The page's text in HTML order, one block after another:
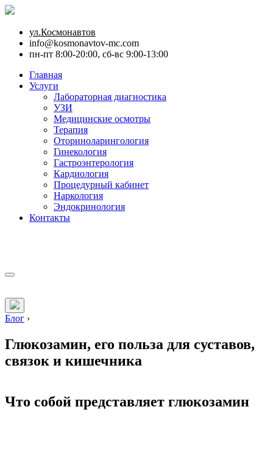
ул.Космонавтов
info@kosmonavtov-mc.com
пн-пт 8:00-20:00, сб-вс 9:00-13:00
Главная
Услуги
Лабораторная диагностика
УЗИ
Медицинские осмотры
Терапия
Оториноларингология
Гинекология
Гастроэнтерология
Кардиология
Процедурный кабинет
Наркология
Эндокринология
Контакты
Блог ›
Глюкозамин, его польза для суставов,
связок и кишечника
Что собой представляет глюкозамин